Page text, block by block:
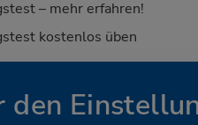
– mehr erfahren!
kostenlos üben
den